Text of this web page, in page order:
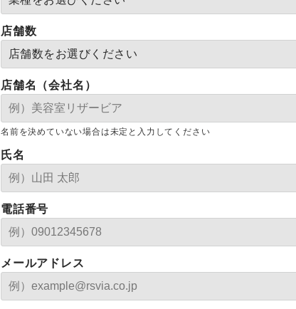
店舗数
店舗名（会社名）
名前を決めていない場合は未定と入力してください
氏名
電話番号
メールアドレス